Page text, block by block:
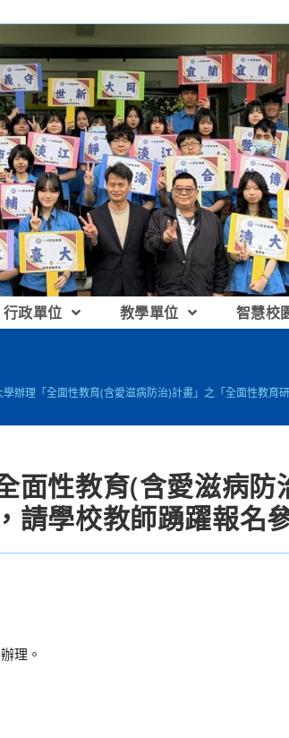
行政單位 教學單位 智慧校
辦理「全面性教育(含愛滋病防治)計畫」之「全面性教育
面性教育(含愛滋病防
請學校教師踴躍報名
理。